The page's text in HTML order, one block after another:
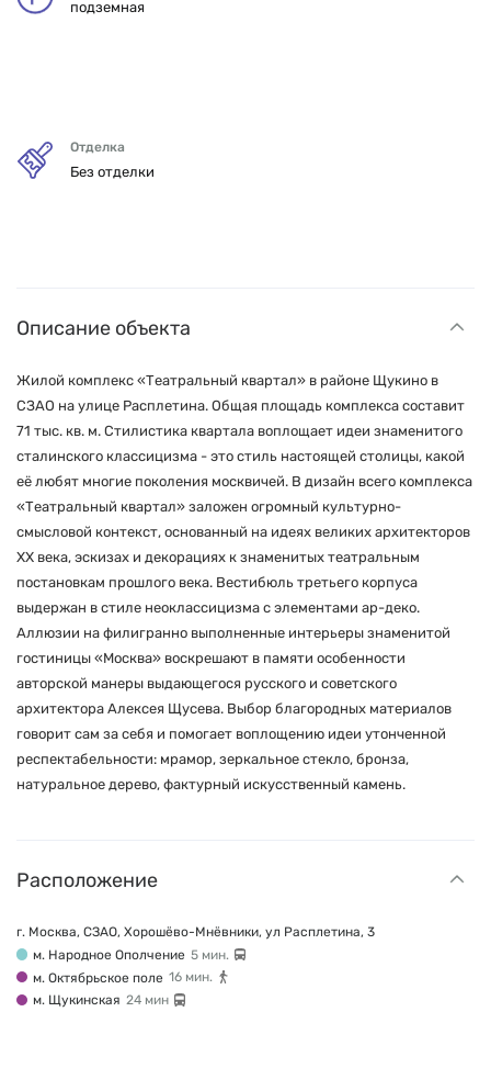
подземная
Отделка
Без отделки
Описание объекта
Жилой комплекс «Театральный квартал» в районе Щукино в
СЗАО на улице Расплетина. Общая площадь комплекса составит
71 тыс. кв. м. Стилистика квартала воплощает идеи знаменитого
сталинского классицизма - это стиль настоящей столицы, какой
её любят многие поколения москвичей. В дизайн всего комплекса
«Театральный квартал» заложен огромный культурно-
смысловой контекст, основанный на идеях великих архитекторов
XX века, эскизах и декорациях к знаменитых театральным
постановкам прошлого века. Вестибюль третьего корпуса
выдержан в стиле неоклассицизма с элементами ар-деко.
Аллюзии на филигранно выполненные интерьеры знаменитой
гостиницы «Москва» воскрешают в памяти особенности
авторской манеры выдающегося русского и советского
архитектора Алексея Щусева. Выбор благородных материалов
говорит сам за себя и помогает воплощению идеи утонченной
респектабельности: мрамор, зеркальное стекло, бронза,
натуральное дерево, фактурный искусственный камень.
Расположение
г. Москва, СЗАО, Хорошёво-Мнёвники, ул Расплетина, 3
м. Народное Ополчение 5 мин.
м. Октябрьское поле 16 мин.
м. Щукинская 24 мин